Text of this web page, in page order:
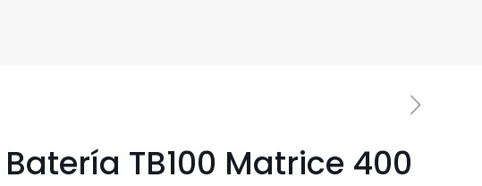
Batería TB100 Matrice 400